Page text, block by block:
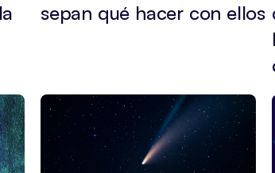
sepan qué hacer con ellos